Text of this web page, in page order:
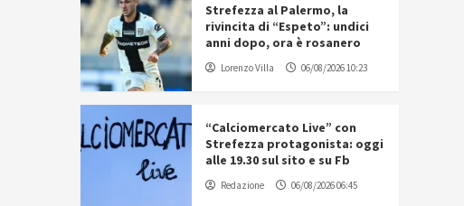
Strefezza al Palermo, la
rivincita di “Espeto”: undici
anni dopo, ora è rosanero
Lorenzo Villa 06/08/2026 10:23
“Calciomercato Live” con
Strefezza protagonista: oggi
alle 19.30 sul sito e su Fb
Redazione 06/08/2026 06:45